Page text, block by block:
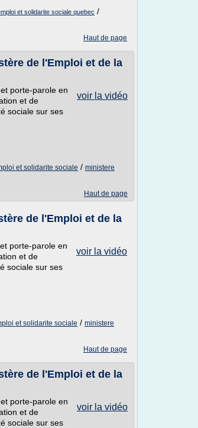
et solidarite sociale quebec /
Haut de page
de l'Emploi et de la
voir la vidéo
porte-parole en
et de
sociale sur ses
et solidarite sociale / ministere
Haut de page
de l'Emploi et de la
voir la vidéo
porte-parole en
et de
sociale sur ses
et solidarite sociale / ministere
Haut de page
de l'Emploi et de la
voir la vidéo
porte-parole en
et de
sociale sur ses